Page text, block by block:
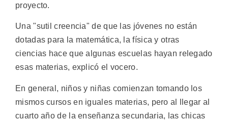
proyecto.
Una "sutil creencia" de que las jóvenes no están
dotadas para la matemática, la física y otras
ciencias hace que algunas escuelas hayan relegado
esas materias, explicó el vocero.
En general, niños y niñas comienzan tomando los
mismos cursos en iguales materias, pero al llegar al
cuarto año de la enseñanza secundaria, las chicas